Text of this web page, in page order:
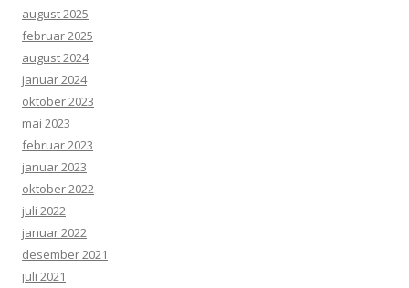
august 2025
februar 2025
august 2024
januar 2024
oktober 2023
mai 2023
februar 2023
januar 2023
oktober 2022
juli 2022
januar 2022
desember 2021
juli 2021